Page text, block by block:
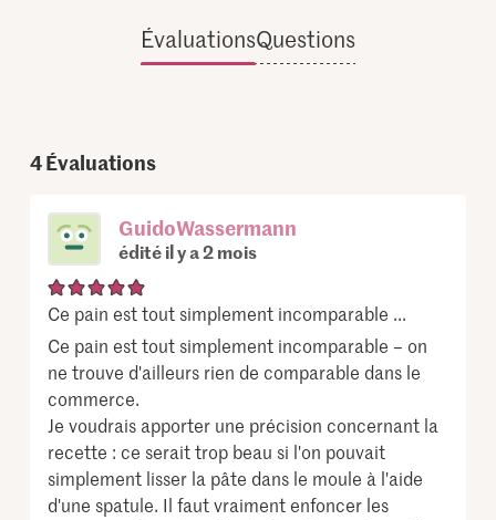
ÉvaluationsQuestions
4Évaluations
GuidoWassermann
édité il y a 2 mois
Ce pain est tout simplement incomparable ...
Ce pain est tout simplement incomparable – on
ne trouve d'ailleurs rien de comparable dans le
commerce.
Je voudrais apporter une précision concernant la
recette : ce serait trop beau si l'on pouvait
simplement lisser la pâte dans le moule à l'aide
d'une spatule. Il faut vraiment enfoncer les